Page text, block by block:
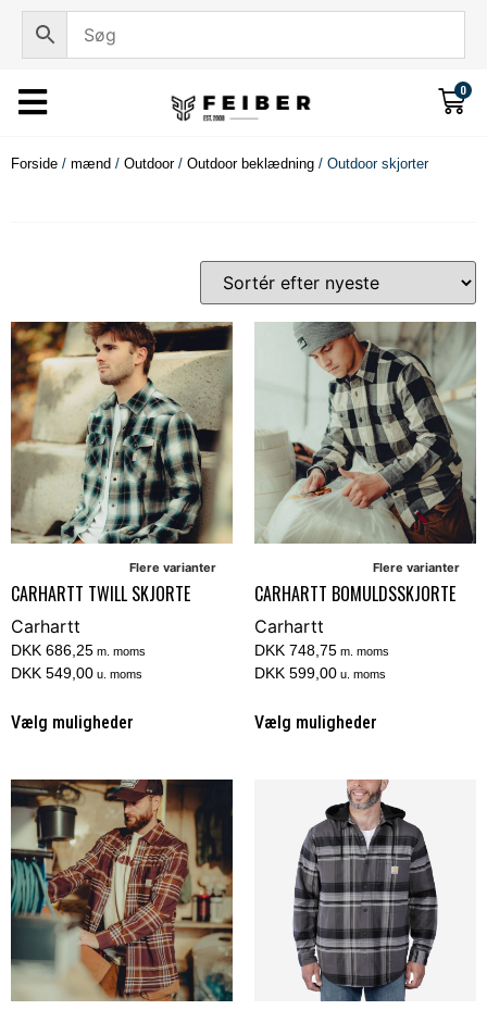
0
Forside / mænd / Outdoor/ Outdoor beklædning / Outdoor skjorter
Flere varianter
CARHARTT TWILL SKJORTE
Carhartt
DKK 686,25 m. moms
DKK 549,00 u. moms
Vælg muligheder
Flere varianter
CARHARTT BOMULDSSKJORTE
Carhartt
DKK 748,75 m. moms
DKK 599,00 u. moms
Vælg muligheder